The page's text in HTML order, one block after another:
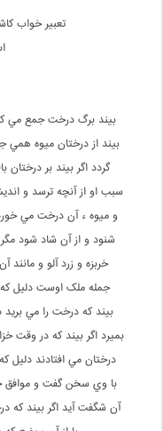
تعبیر خواب
بيند برگ درخت جمع مي
بيند از درختان ميوه همي
گردد اگر بيند بر درختان
سبب او از آنچه ترسد و
و ميوه ء آن درخت مي
شنود و از آن شاد شود
خربزه و زرد آلو و مانند
جمله ملک اوست دليل که
بيند که درخت را مي
بميرد اگر بيند که در وقت
درختان مي افتادند دليل
با وي سخن گفت و موافق
آن شگفت آيد اگر بيند که